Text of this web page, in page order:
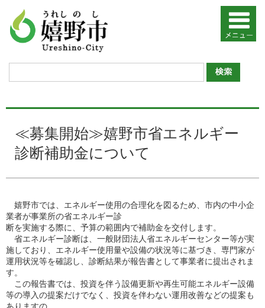
≪募集開始≫嬉野市省エネルギー
診断補助金について
嬉野市では、エネルギー使⽤の合理化を図るため、市内の中⼩企
業者が事業所の省エネルギー診
断を実施する際に、予算の範囲内で補助⾦を交付します。
省エネルギー診断は、⼀般財団法⼈省エネルギーセンター等が実
施しており、エネルギー使⽤量や設備の状況等に基づき、専⾨家が
運⽤状況等を確認し、診断結果が報告書として事業者に提出されま
す。
この報告書では、投資を伴う設備更新や再⽣可能エネルギー設備
等の導⼊の提案だけでなく、投資を伴わない運⽤改善などの提案も